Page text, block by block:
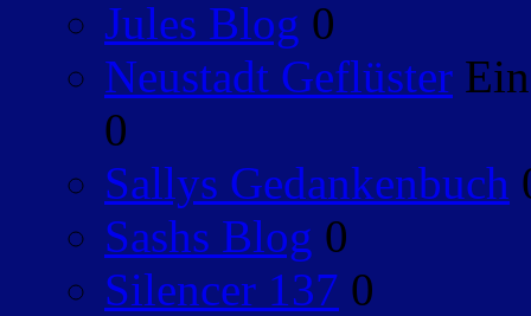
Jules Blog 0
Neustadt Geflüster
0
Sallys Gedankenbuch
Sashs Blog 0
Silencer 137 0